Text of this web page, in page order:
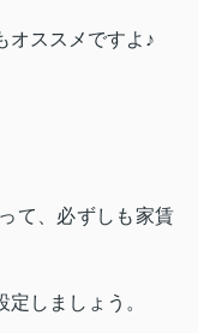
オススメですよ♪
て、必ずしも家賃
しましょう。